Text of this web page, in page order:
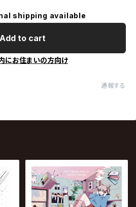
shipping available
Add to cart
にお住まいの方向け
通報する